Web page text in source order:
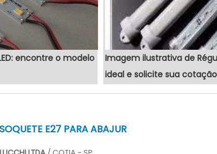
opções de diferentes fornecedores
encontre o modelo
Imagem ilustrativa de
ideal e solicite sua cotação
SOQUETE E27 PARA ABAJUR